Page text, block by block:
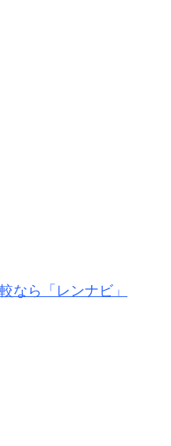
なら「レンナビ」